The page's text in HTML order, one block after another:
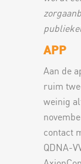
APP
Aan de
ruim
weinig
contact
QDNA-